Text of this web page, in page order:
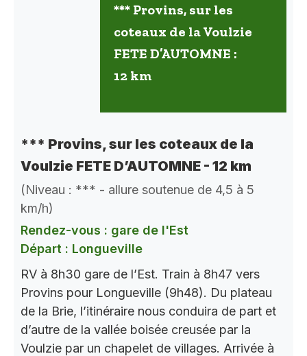
*** Provins, sur les
coteaux de la Voulzie
FETE D’AUTOMNE :
12 km
*** Provins, sur les coteaux de la
Voulzie FETE D’AUTOMNE - 12 km
(Niveau : *** - allure soutenue de 4,5 à 5
km/h)
Rendez-vous : gare de l'Est
Départ : Longueville
RV à 8h30 gare de l’Est. Train à 8h47 vers
Provins pour Longueville (9h48). Du plateau
de la Brie, l’itinéraire nous conduira de part et
d’autre de la vallée boisée creusée par la
Voulzie par un chapelet de villages. Arrivée à